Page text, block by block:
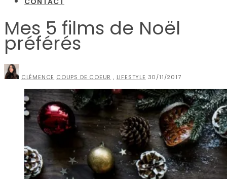
Mes 5 films de Noël
préférés
CLÉMENCE COUPS DE COEUR , LIFESTYLE 30/11/2017